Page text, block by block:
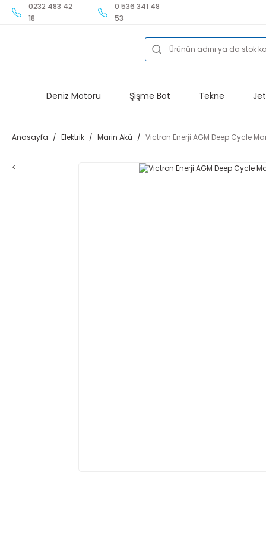
0232 483 42
18
0 536 341 48
53
Deniz Motoru Şişme Bot Tekne
Anasayfa Elektrik Marin Akü Victron Enerji AGM Deep Cycle
<